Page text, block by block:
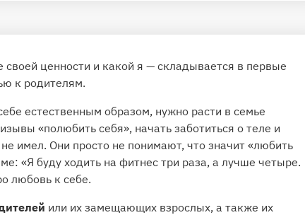
ценности и какой я — складывается в первые
к родителям.
естественным образом, нужно расти в семье
«полюбить себя», начать заботиться о теле и
имел. Они просто не понимают, что значит «любить
«Я буду ходить на фитнес три раза, а лучше четыре.
любовь к себе.
или их замещающих взрослых, а также их